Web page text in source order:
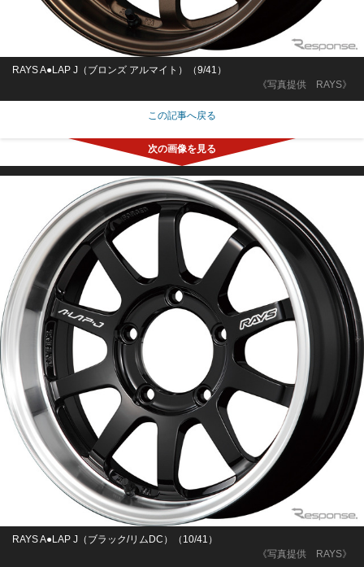
《写真提供 RAYS》
RAYS A●LAP J（ブロンズ アルマイト）（9/41）
この記事へ戻る
《写真提供 RAYS》
RAYS A●LAP J（ブラック/リムDC）（10/41）